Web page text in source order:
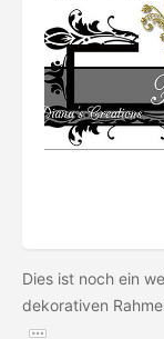
Dies ist noch ein
dekorativen